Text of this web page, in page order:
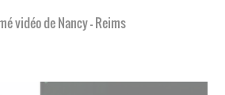
vidéo de Nancy - Reims